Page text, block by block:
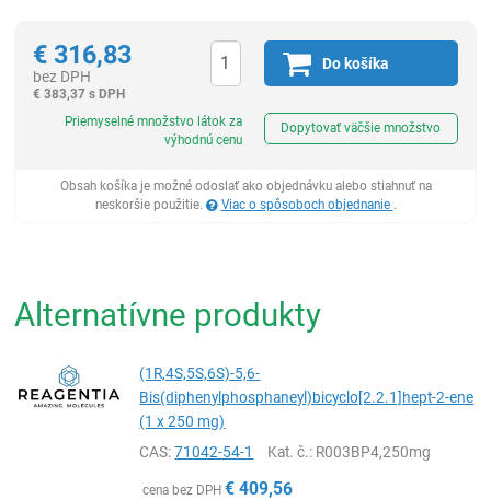
€ 316,83
bez DPH
€ 383,37 s DPH
Do košíka
Priemyselné množstvo látok za
výhodnú cenu
Dopytovať väčšie množstvo
Obsah košíka je možné odoslať ako objednávku alebo stiahnuť na
neskoršie použitie.
Viac o spôsoboch objednanie .
Alternatívne produkty
(1R,4S,5S,6S)-5,6-
Bis(diphenylphosphaneyl)bicyclo[2.2.1]hept-2-ene
(1 x 250 mg)
CAS:71042-54-1 Kat. č.: R003BP4,250mg
cena bez DPH € 409,56